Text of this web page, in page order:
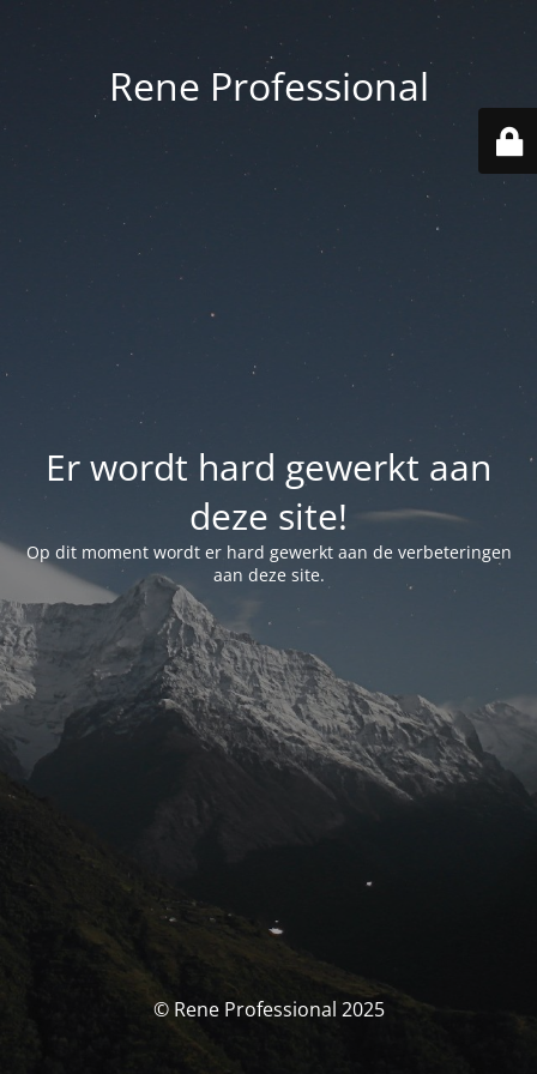
Rene Professional
Er wordt hard gewerkt aan
deze site!
Op dit moment wordt er hard gewerkt aan de verbeteringen
aan deze site.
© Rene Professional 2025